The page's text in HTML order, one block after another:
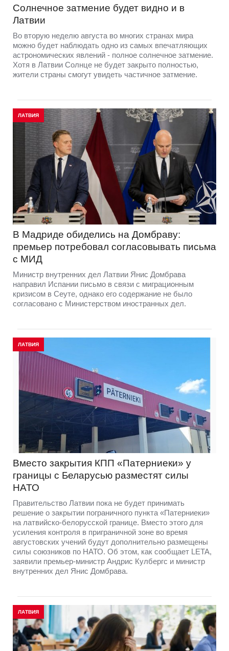
Солнечное затмение будет видно и в
Латвии
Во вторую неделю августа во многих странах мира
можно будет наблюдать одно из самых впечатляющих
астрономических явлений - полное солнечное затмение.
Хотя в Латвии Солнце не будет закрыто полностью,
жители страны смогут увидеть частичное затмение.
ЛАТВИЯ
В Мадриде обиделись на Домбраву:
премьер потребовал согласовывать письма
с МИД
Министр внутренних дел Латвии Янис Домбрава
направил Испании письмо в связи с миграционным
кризисом в Сеуте, однако его содержание не было
согласовано с Министерством иностранных дел.
ЛАТВИЯ
Вместо закрытия КПП «Патерниеки» у
границы с Беларусью разместят силы
НАТО
Правительство Латвии пока не будет принимать
решение о закрытии пограничного пункта «Патерниеки»
на латвийско-белорусской границе. Вместо этого для
усиления контроля в приграничной зоне во время
августовских учений будут дополнительно размещены
силы союзников по НАТО. Об этом, как сообщает LETA,
заявили премьер-министр Андрис Кулбергс и министр
внутренних дел Янис Домбрава.
ЛАТВИЯ